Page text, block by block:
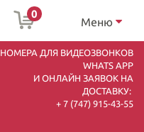
0
Меню
НОМЕРА ДЛЯ ВИДЕОЗВОНКОВ
WHATS APP
И ОНЛАЙН ЗАЯВОК НА
ДОСТАВКУ:
+ 7 (747) 915-43-55